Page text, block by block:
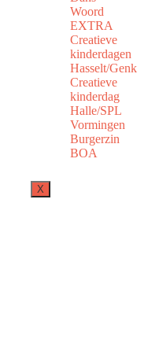
Woord
EXTRA
Creatieve
kinderdagen
Hasselt/Genk
Creatieve
kinderdag
Halle/SPL
Vormingen
Burgerzin
BOA
X